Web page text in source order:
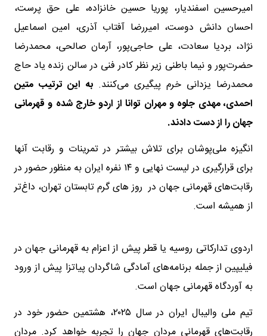
امیرحسین اسفندیار، پوریا حسین خانزاده، علی حق پرست،
احسان دانش دوست، امیررضا آفتاب آذری، امین اسماعیل
نژاد، بردیا سعادت، علی حاجی‌پور، آرمان صالحی، محمدرضا
حضرت‌پور و نیما باطنی زیر نظر کادر فنی در سالن زنده یاد حاج
محمدرضا یزدانی خرم پیگیری می‌کنند. به این ترتیب متین
احمدی، مهدی جلوه و مهران توانا از اردو خارج شده و قهرمانی
جهان را از دست دادند.
انگیزه ملی‌پوشان برای تلاش بیشتر در تمرینات و رقابت آنها
برای قرارگیری در لیست نهایی و ۱۴ نفره ایران به منظور حضور در
رقابت‌های قهرمانی جهان در روز های گرم تابستان تهران، داغ‌تر
از همیشه است.
اردوی تدارکاتی روسیه یا قطر پیش از اعزام به قهرمانی جهان در
فیلیپین از جمله برنامه‌های آمادگی شاگردان پیاتزا پیش از ورود
به آوردگاه قهرمانی جهان است.
تیم ملی والیبال ایران در سال ۲۰۲۵، هشتمین حضور خود در
رقابت‌های قهرمانی مردان جهان را تجربه خواهد کرد. مردان